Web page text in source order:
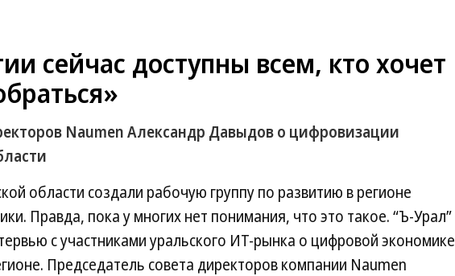
сейчас доступны всем, кто хочет
Naumen Александр Давыдов о цифровизации
области создали рабочую группу по развитию в регионе
Правда, пока у многих нет понимания, что это такое. “Ъ-Урал”
с участниками уральского ИТ-рынка о цифровой экономике
Председатель совета директоров компании Naumen